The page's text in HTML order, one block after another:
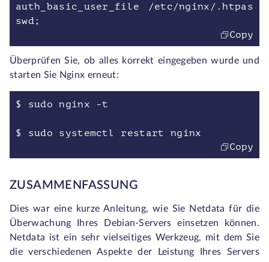
auth_basic_user_file /etc/nginx/.htpas
swd;
Copy
Überprüfen Sie, ob alles korrekt eingegeben wurde und
starten Sie Nginx erneut:
$ sudo nginx -t
$ sudo systemctl restart nginx
Copy
ZUSAMMENFASSUNG
Dies war eine kurze Anleitung, wie Sie Netdata für die
Überwachung Ihres Debian-Servers einsetzen können.
Netdata ist ein sehr vielseitiges Werkzeug, mit dem Sie
die verschiedenen Aspekte der Leistung Ihres Servers